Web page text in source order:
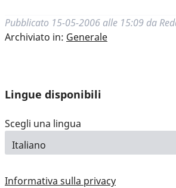
Pubblicato 15-05-2006 alle 15:09 da
Archiviato in: Generale
Lingue disponibili
Scegli una lingua
Informativa sulla privacy